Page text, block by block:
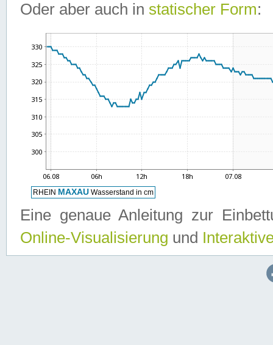
Oder aber auch in statischer Form:
Eine genaue Anleitung zur
Online-Visualisierung und